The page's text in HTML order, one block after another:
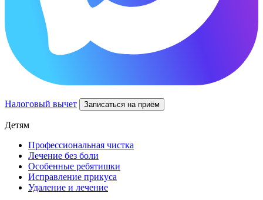
Налоговый вычет Записаться на приём
Детям
Профессиональная чистка
Лечение без боли
Особенные ребятишки
Исправление прикуса
Удаление и лечение